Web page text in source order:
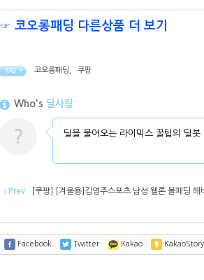
☞ 코오롱패딩 다른상품 더 보기
TAG • 코오롱패딩 쿠팡
Who's 딜사랑
? 딜을 물어오는 라이믹스 꿀팁의 딜봇
Prev [쿠팡] [겨울용]김영주스포츠 남성 웰론 볼패딩 해
Facebook Twitter Kakao KakaoStory